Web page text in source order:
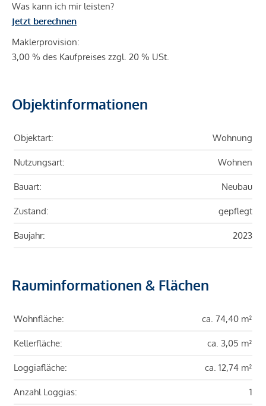
Was kann ich mir leisten?
Jetzt berechnen
Maklerprovision:
3,00 % des Kaufpreises zzgl. 20 % USt.
Objektinformationen
Objektart: Wohnung
Nutzungsart: Wohnen
Bauart: Neubau
Zustand: gepflegt
Baujahr: 2023
Rauminformationen & Flächen
Wohnfläche: ca. 74,40 m²
Kellerfläche: ca. 3,05 m²
Loggiafläche: ca. 12,74 m²
Anzahl Loggias: 1